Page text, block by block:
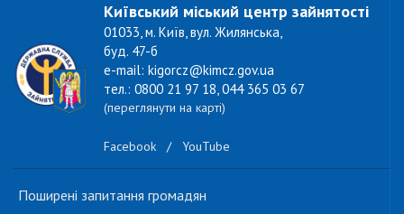
Київський міський центр зайнятості
01033, м. Київ, вул. Жилянська,
буд. 47-б
e-mail: kigorcz@kimcz.gov.ua
тел.: 0800 21 97 18, 044 365 03 67
(переглянути на карті)
Facebook / YouTube
Поширені запитання громадян